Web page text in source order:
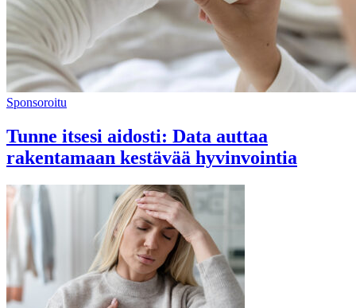
Sponsoroitu
Tunne itsesi aidosti: Data auttaa
rakentamaan kestävää hyvinvointia